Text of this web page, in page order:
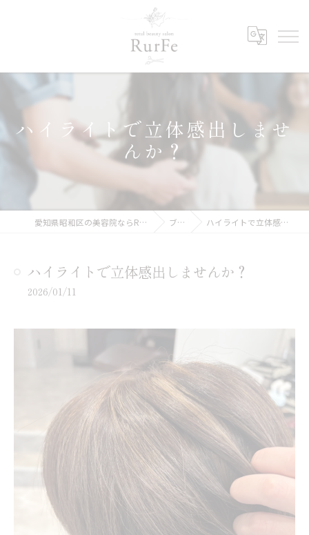
ハイライトで立体感出しませ
んか？
愛知県昭和区の美容院ならRurFe【ルルフェ】 ブログ ハイライトで立体感出しませんか？
ハイライトで立体感出しませんか？
2026/01/11